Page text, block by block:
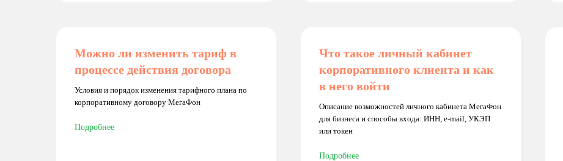
Можно ли изменить тариф в
процессе действия договора
Условия и порядок изменения тарифного плана по
корпоративному договору МегаФон
Подробнее
Что такое личный кабинет
корпоративного клиента и как
в него войти
Описание возможностей личного кабинета МегаФон
для бизнеса и способы входа: ИНН, e-mail, УКЭП
или токен
Подробнее